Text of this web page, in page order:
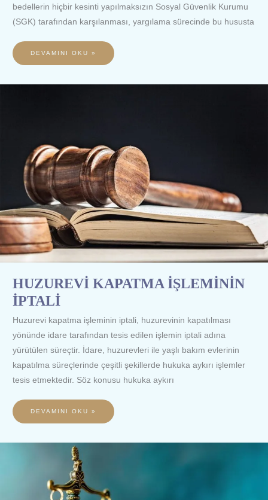
bedellerin hiçbir kesinti yapılmaksızın Sosyal Güvenlik Kurumu
(SGK) tarafından karşılanması, yargılama sürecinde bu hususta
DEVAMINI OKU »
HUZUREVİ KAPATMA İŞLEMİNİN
İPTALİ
Huzurevi kapatma işleminin iptali, huzurevinin kapatılması
yönünde idare tarafından tesis edilen işlemin iptali adına
yürütülen süreçtir. İdare, huzurevleri ile yaşlı bakım evlerinin
kapatılma süreçlerinde çeşitli şekillerde hukuka aykırı işlemler
tesis etmektedir. Söz konusu hukuka aykırı
HUZUREVİ
DEVAMINI OKU »
MAVİ
HAKKI